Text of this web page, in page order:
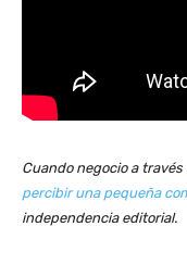
Cuando negocio a
percibir una pequeña
independencia editorial.